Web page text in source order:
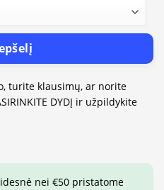
turite klausimų, ar norite
DYDĮ ir užpildykite
nei €50 pristatome